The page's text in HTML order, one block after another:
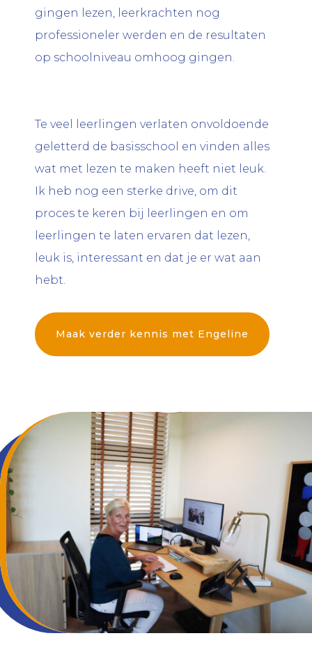
gingen lezen, leerkrachten nog
professioneler werden en de resultaten
op schoolniveau omhoog gingen.
Te veel leerlingen verlaten onvoldoende
geletterd de basisschool en vinden alles
wat met lezen te maken heeft niet leuk.
Ik heb nog een sterke drive, om dit
proces te keren bij leerlingen en om
leerlingen te laten ervaren dat lezen,
leuk is, interessant en dat je er wat aan
hebt.
Maak verder kennis met Engeline